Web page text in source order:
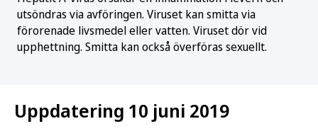
utsöndras via avföringen. Viruset kan smitta via
förorenade livsmedel eller vatten. Viruset dör vid
upphettning. Smitta kan också överföras sexuellt.
Uppdatering 10 juni 2019